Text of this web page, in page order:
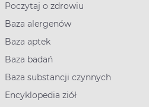
Poczytaj o zdrowiu
Baza alergenów
Baza aptek
Baza badań
Baza substancji czynnych
Encyklopedia ziół